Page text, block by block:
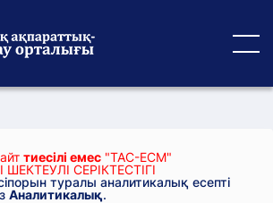
тиесілі емес "ТАС-ЕСМ"
ШЕКТЕУЛІ СЕРІКТЕСТІГІ
туралы аналитикалық есепті
Аналитикалық.